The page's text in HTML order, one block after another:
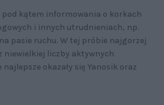
pod kątem informowania o korkach
i innych utrudnieniach, np.
pasie ruchu. W tej próbie najgorzej
niewielkiej liczby aktywnych
okazały się Yanosik oraz